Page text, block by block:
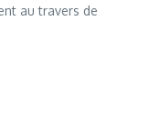
au travers de